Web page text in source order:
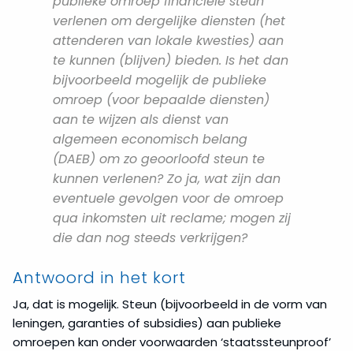
verlenen om dergelijke diensten (het
attenderen van lokale kwesties) aan
te kunnen (blijven) bieden. Is het dan
bijvoorbeeld mogelijk de publieke
omroep (voor bepaalde diensten)
aan te wijzen als dienst van
algemeen economisch belang
(DAEB) om zo geoorloofd steun te
kunnen verlenen? Zo ja, wat zijn dan
eventuele gevolgen voor de omroep
qua inkomsten uit reclame; mogen zij
die dan nog steeds verkrijgen?
Antwoord in het kort
Ja, dat is mogelijk. Steun (bijvoorbeeld in de vorm van
leningen, garanties of subsidies) aan publieke
omroepen kan onder voorwaarden ‘staatssteunproof’